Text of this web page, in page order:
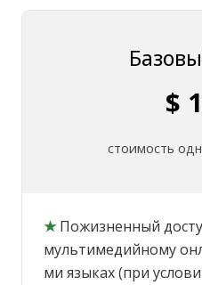
$
стоимость
★ Пожизненный
мультимедийному
ми языках (при